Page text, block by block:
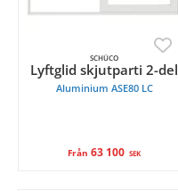
SCHÜCO
Lyftglid skjutparti 2-del
Aluminium ASE80 LC
Från63 100 SEK